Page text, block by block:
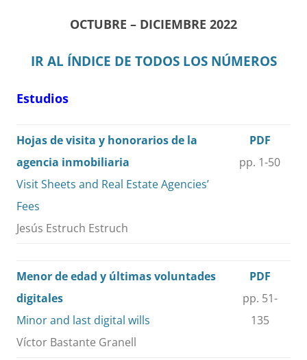
OCTUBRE – DICIEMBRE 2022
IR AL ÍNDICE DE TODOS LOS NÚMEROS
Estudios
Hojas de visita y honorarios de la
agencia inmobiliaria
Visit Sheets and Real Estate Agencies’
Fees
Jesús Estruch Estruch
PDF
pp. 1-50
Menor de edad y últimas voluntades
digitales
Minor and last digital wills
Víctor Bastante Granell
PDF
pp. 51-
135